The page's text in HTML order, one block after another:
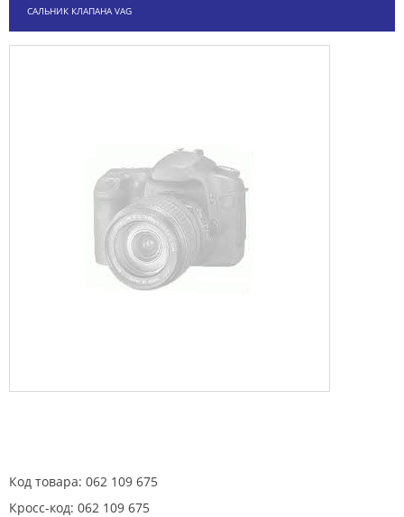
САЛЬНИК КЛАПАНА VAG
Код товара: 062 109 675
Кросс-код: 062 109 675